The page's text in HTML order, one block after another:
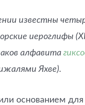
известны
иероглифы
алфавита
Яхве).
основанием для